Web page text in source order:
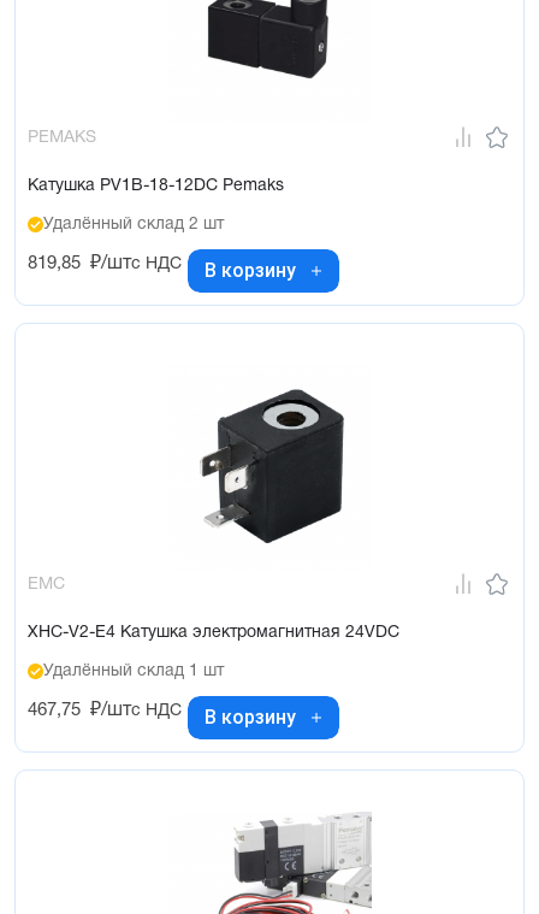
PEMAKS
Катушка PV1B-18-12DC Pemaks
Удалённый склад 2 шт
819,85 ₽/штс НДС В корзину
EMC
XHC-V2-E4 Катушка электромагнитная 24VDC
Удалённый склад 1 шт
467,75 ₽/штс НДС В корзину